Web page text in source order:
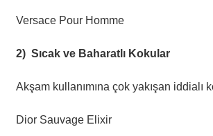
Versace Pour Homme
2) Sıcak ve Baharatlı Kokular
Akşam kullanımına çok yakışan iddialı
Dior Sauvage Elixir